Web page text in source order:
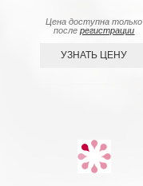
Цена доступна только
послерегистрации
УЗНАТЬ ЦЕНУ